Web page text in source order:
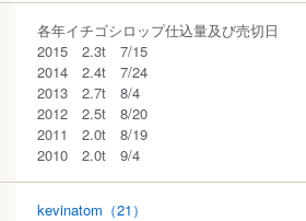
各年イチゴシロップ仕込量及び売切日
2015 2.3t 7/15
2014 2.4t 7/24
2013 2.7t 8/4
2012 2.5t 8/20
2011 2.0t 8/19
2010 2.0t 9/4
kevinatom （21）